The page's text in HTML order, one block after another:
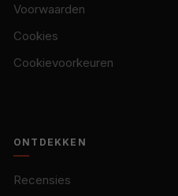
Voorwaarden
Cookies
Cookievoorkeuren
ONTDEKKEN
Recensies